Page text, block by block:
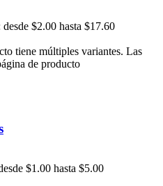
$2.00 hasta $17.60
tiene múltiples variantes. Las
de producto
$1.00 hasta $5.00